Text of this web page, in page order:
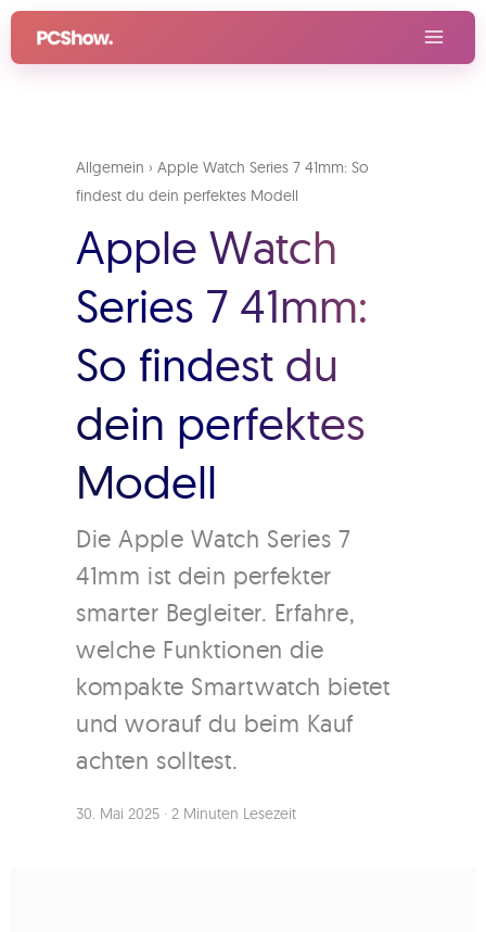
Zum
Inhalt
Allgemein ›Apple Watch Series 7 41mm: So
findest du dein perfektes Modell
Apple Watch
Series 7 41mm:
So findest du
dein perfektes
Modell
Die Apple Watch Series 7
41mm ist dein perfekter
smarter Begleiter. Erfahre,
welche Funktionen die
kompakte Smartwatch bietet
und worauf du beim Kauf
achten solltest.
30. Mai 2025 ·2 Minuten Lesezeit